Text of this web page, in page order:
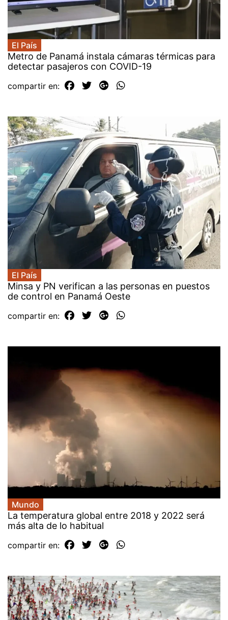
El País
Metro de Panamá instala cámaras térmicas para
detectar pasajeros con COVID-19
compartir en:
El País
Minsa y PN verifican a las personas en puestos
de control en Panamá Oeste
compartir en:
Mundo
La temperatura global entre 2018 y 2022 será
más alta de lo habitual
compartir en: